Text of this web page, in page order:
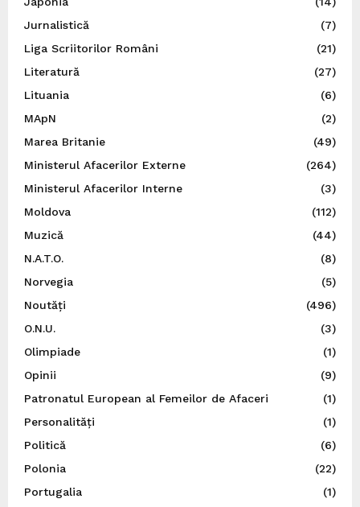
Jurnalistică
(7)
Liga Scriitorilor Români
(21)
Literatură
(27)
Lituania
(6)
MApN
(2)
Marea Britanie
(49)
Ministerul Afacerilor Externe
(264)
Ministerul Afacerilor Interne
(3)
Moldova
(112)
Muzică
(44)
N.A.T.O.
(8)
Norvegia
(5)
Noutăți
(496)
O.N.U.
(3)
Olimpiade
(1)
Opinii
(9)
Patronatul European al Femeilor de Afaceri
(1)
Personalități
(1)
Politică
(6)
Polonia
(22)
Portugalia
(1)